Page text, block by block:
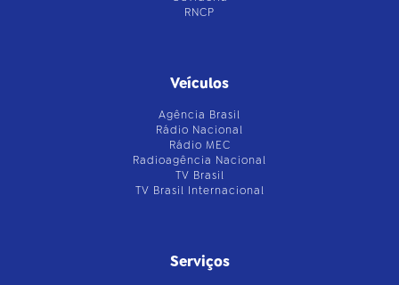
RNCP
Veículos
Agência Brasil
Rádio Nacional
Rádio MEC
Radioagência Nacional
TV Brasil
TV Brasil Internacional
Serviços